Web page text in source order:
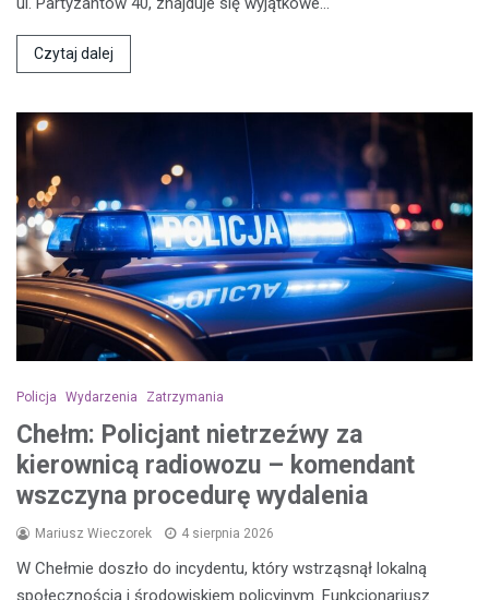
Czytaj dalej
Policja Wydarzenia Zatrzymania
Chełm: Policjant nietrzeźwy za
kierownicą radiowozu – komendant
wszczyna procedurę wydalenia
Mariusz Wieczorek 4 sierpnia 2026
W Chełmie doszło do incydentu, który wstrząsnął lokalną
społecznością i środowiskiem policyjnym. Funkcjonariusz